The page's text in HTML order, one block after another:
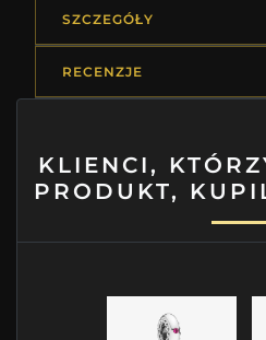
SZCZEGÓŁY
RECENZJE
KLIENCI,
PRODUKT,